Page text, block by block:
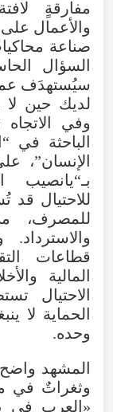
مفارقةٍ
والأعمال
صناعة
السؤال
سيُستهدَف
لديك حين لا
وفي الاتجاه
الباحثة في
الإنسان”،
بـ“يانصيب
للاحتيال قد
للمصرف،
قطاعات
المالية
الاحتيال
الحماية لا
وحده.
المشهد واضح:
وثغراتٌ في
«العرب في